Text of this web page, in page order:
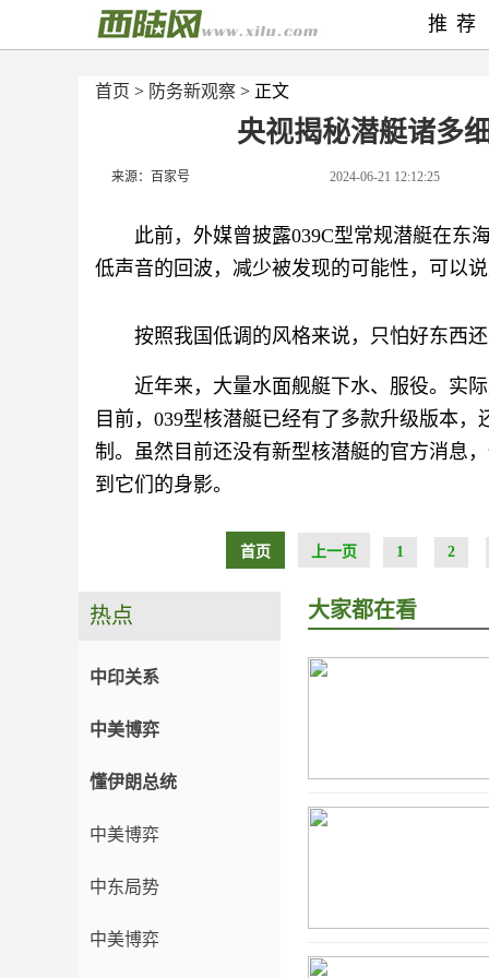
首页 > 防务新观察 > 正文
央视揭秘潜艇诸多
来源：百家号 2024-06-21 12:12:25
此前，外媒曾披露039C型常规潜艇在东
低声音的回波，减少被发现的可能性，可以
按照我国低调的风格来说，只怕好东西
近年来，大量水面舰艇下水、服役。实
目前，039型核潜艇已经有了多款升级版本
制。虽然目前还没有新型核潜艇的官方消息
到它们的身影。
首页 上一页 1 2
推荐
热点
中印关系
中美博弈
懂伊朗总统
中美博弈
中东局势
中美博弈
大家都在看